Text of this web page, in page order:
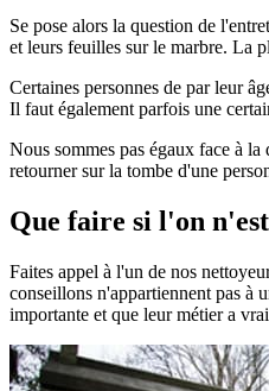
Se pose alors la question de
et leurs feuilles sur le marbre. La
Certaines personnes de par leur
Il faut également parfois une
Nous sommes pas égaux face à
retourner sur la tombe d'une
Que faire si l'on
Faites appel à l'un de nos
conseillons n'appartiennent pas à
importante et que leur métier a